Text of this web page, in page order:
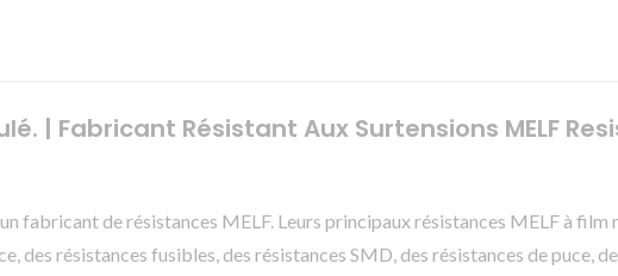
| Fabricant Résistant Aux Surtensions MELF
fabricant de résistances MELF. Leurs principaux résistances MELF à film
des résistances fusibles, des résistances SMD, des résistances de puce,